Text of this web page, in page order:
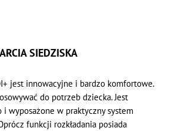
SIEDZISKA
jest innowacyjne i bardzo komfortowe.
do potrzeb dziecka. Jest
i wyposażone w praktyczny system
funkcji rozkładania posiada